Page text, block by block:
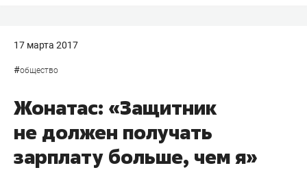
17 марта 2017
#общество
Жонатас: «Защитник
не должен получать
зарплату больше, чем я»